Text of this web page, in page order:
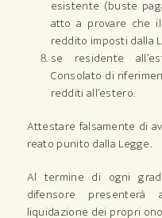
esistente (buste
atto a provare che
reddito imposti dalla
se residente
Consolato di
redditi all’estero.
Attestare falsamente di
reato punito dalla Legge.
Al termine di ogni
difensore
liquidazione dei propri